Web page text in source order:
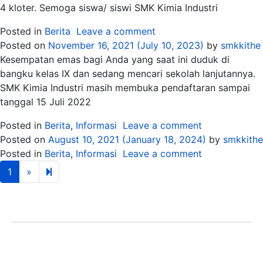
4 kloter. Semoga siswa/ siswi SMK Kimia Industri
Posted in Berita Leave a comment
Posted on November 16, 2021 (July 10, 2023) by smkkithe
Kesempatan emas bagi Anda yang saat ini duduk di
bangku kelas IX dan sedang mencari sekolah lanjutannya.
SMK Kimia Industri masih membuka pendaftaran sampai
tanggal 15 Juli 2022
Posted in Berita, Informasi Leave a comment
Posted on August 10, 2021 (January 18, 2024) by smkkithe
Posted in Berita, Informasi Leave a comment
1
» Next page
2